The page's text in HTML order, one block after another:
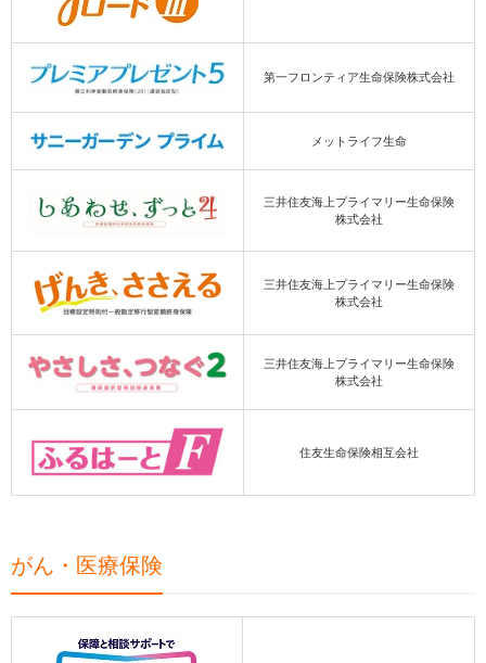
第一フロンティア生命保険株式会社
メットライフ生命
三井住友海上プライマリー生命保険
株式会社
三井住友海上プライマリー生命保険
株式会社
三井住友海上プライマリー生命保険
株式会社
住友生命保険相互会社
がん・医療保険